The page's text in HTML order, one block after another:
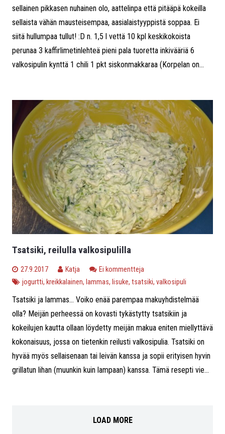
sellainen pikkasen nuhainen olo, aattelinpa että pitääpä kokeilla
sellaista vähän mausteisempaa, aasialaistyyppistä soppaa. Ei
siitä hullumpaa tullut! :D n. 1,5 l vettä 10 kpl keskikokoista
perunaa 3 kaffirlimetinlehteä pieni pala tuoretta inkivääriä 6
valkosipulin kynttä 1 chili 1 pkt siskonmakkaraa (Korpelan on...
Tsatsiki, reilulla valkosipulilla
27.9.2017 Katja
Ei kommentteja
jogurtti, kreikkalainen, lammas, lisuke, tsatsiki, valkosipuli
Tsatsiki ja lammas… Voiko enää parempaa makuyhdistelmää
olla? Meijän perheessä on kovasti tykästytty tsatsikiin ja
kokeilujen kautta ollaan löydetty meijän makua eniten miellyttävä
kokonaisuus, jossa on tietenkin reilusti valkosipulia. Tsatsiki on
hyvää myös sellaisenaan tai leivän kanssa ja sopii erityisen hyvin
grillatun lihan (muunkin kuin lampaan) kanssa. Tämä resepti vie...
LOAD MORE